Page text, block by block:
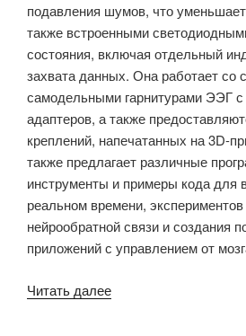
подавления шумов, что
также встроенными
состояния, включая отдельный
захвата данных. Она работает со
самодельными гарнитурами ЭЭГ
адаптеров, а также
креплений, напечатанных на 3D-
также предлагает различные
инструменты и примеры кода для
реальном времени,
нейрообратной связи и создания
приложений с управлением от
Читать далее«Cerelog